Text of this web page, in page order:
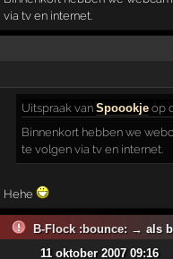
via tv en internet.
Uitspraak vanSpoookje op
Binnenkort hebben we
te volgen via tv en internet.
Hehe
B-Flock :bounce:→ als
11 oktober 2007 09:16